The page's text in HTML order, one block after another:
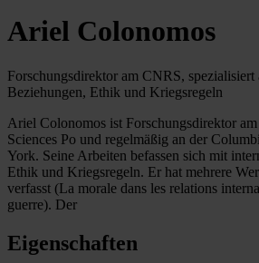
Ariel Colonomos
Forschungsdirektor am CNRS,
Beziehungen, Ethik und Kriegsregeln
Ariel Colonomos ist Forschungsdirektor
Sciences Po und regelmäßig an der
York. Seine Arbeiten befassen sich mit
Ethik und Kriegsregeln. Er hat mehrere
verfasst (La morale dans les relations
guerre). Der
Eigenschaften